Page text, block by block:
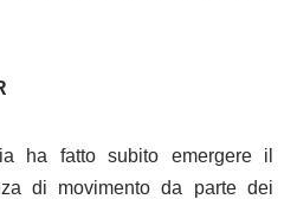
ha fatto subito emergere il
di movimento da parte dei